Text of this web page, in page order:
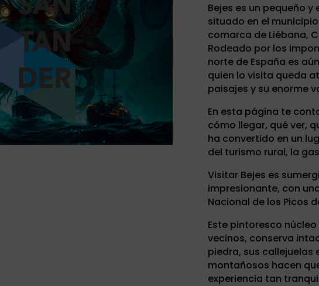
Bejes es un pequeño
situado en el
comarca de Liébana,
Rodeado por los
norte de España es
quien lo visita queda
paisajes y su enorme
En esta página te
cómo llegar, qué ver,
ha convertido en un
del turismo rural, la
Visitar Bejes es
impresionante, con
Nacional de los Picos
Este pintoresco
vecinos, conserva
piedra, sus callejuelas
montañosos hacen
experiencia tan